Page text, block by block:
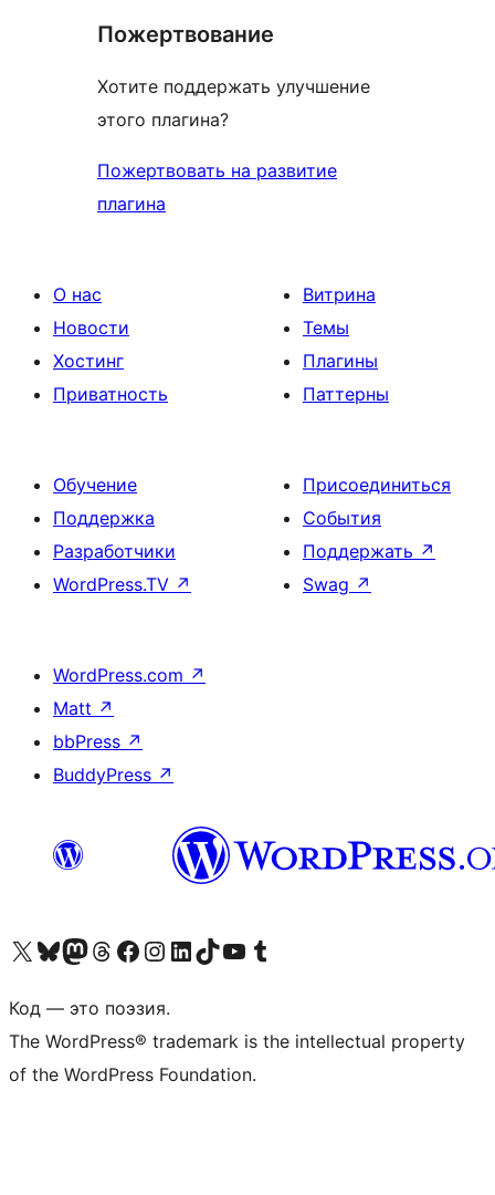
Пожертвование
Хотите поддержать улучшение
этого плагина?
Пожертвовать на развитие
плагина
О нас
Новости
Хостинг
Приватность
Витрина
Темы
Плагины
Паттерны
Обучение
Поддержка
Разработчики
WordPress.TV ↗
Присоединиться
События
Поддержать ↗
Swag ↗
WordPress.com ↗
Matt ↗
bbPress ↗
BuddyPress ↗
Посетите нас в X (ранее Twitter)
Посетите нашу учётную запись в Bluesky
Посетите нашу ленту в Mastodon
Посетите нашу учётную запись в Threads
Посетите нашу страницу на Facebook
Посетите наш Instagram
Посетите нашу страницу в LinkedIn
Посетите нашу учётную запись в TikTok
Посетите наш канал YouTube
Посетите нашу учётную запись в Tumblr
Код — это поэзия.
The WordPress® trademark is the intellectual property
of the WordPress Foundation.